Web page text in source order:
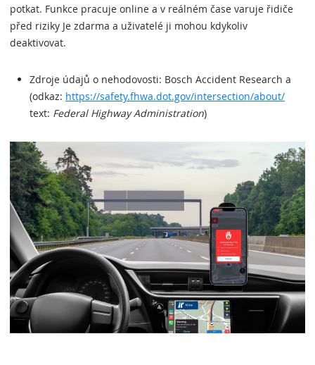
potkat. Funkce pracuje online a v reálném čase varuje řidiče
před riziky Je zdarma a uživatelé ji mohou kdykoliv
deaktivovat.
Zdroje údajů o nehodovosti: Bosch Accident Research a
(odkaz: https://safety.fhwa.dot.gov/intersection/about/
text: Federal Highway Administration)